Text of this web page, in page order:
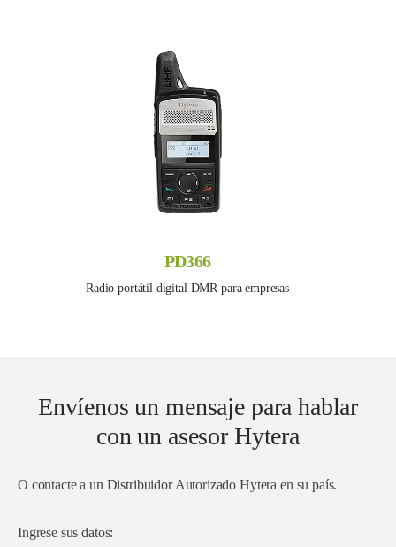
PD366
Radio portátil digital DMR para empresas
Envíenos un mensaje para hablar
con un asesor Hytera
O contacte a un Distribuidor Autorizado Hytera en su país.
Ingrese sus datos: